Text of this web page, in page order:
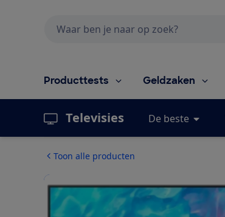
Producttests Geldzaken
Televisies De beste
Toon alle producten